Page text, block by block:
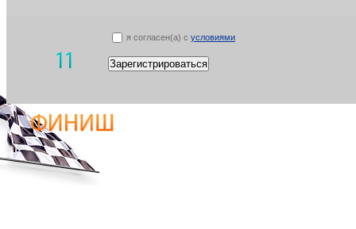
я согласен(а) с условиями
Зарегистрироваться